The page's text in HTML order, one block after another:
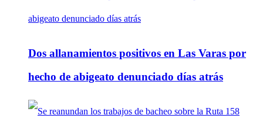
Dos allanamientos positivos en Las Varas por
hecho de abigeato denunciado días atrás